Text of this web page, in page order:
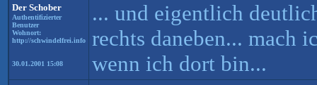
Der Schober
Authentifizierter
Benutzer
Wohnort:
http://schwindelfrei.info
30.01.2001 15:08
... und eigentlich
rechts daneben... mach
wenn ich dort bin...